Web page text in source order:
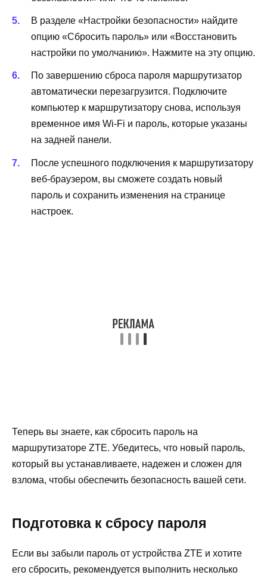
В разделе «Настройки безопасности» найдите
опцию «Сбросить пароль» или «Восстановить
настройки по умолчанию». Нажмите на эту опцию.
По завершению сброса пароля маршрутизатор
автоматически перезагрузится. Подключите
компьютер к маршрутизатору снова, используя
временное имя Wi-Fi и пароль, которые указаны
на задней панели.
После успешного подключения к маршрутизатору
веб-браузером, вы сможете создать новый
пароль и сохранить изменения на странице
настроек.
Теперь вы знаете, как сбросить пароль на
маршрутизаторе ZTE. Убедитесь, что новый пароль,
который вы устанавливаете, надежен и сложен для
взлома, чтобы обеспечить безопасность вашей сети.
Подготовка к сбросу пароля
Если вы забыли пароль от устройства ZTE и хотите
его сбросить, рекомендуется выполнить несколько